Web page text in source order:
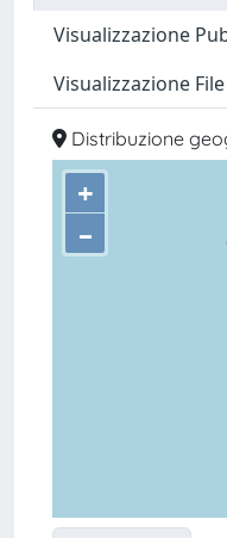
Visualizzazione
Visualizzazione File
Distribuzione
+
–